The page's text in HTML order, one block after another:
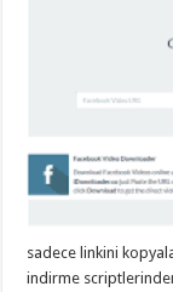
taşımacılık
taşımacılık,
sadece linkini
indirme